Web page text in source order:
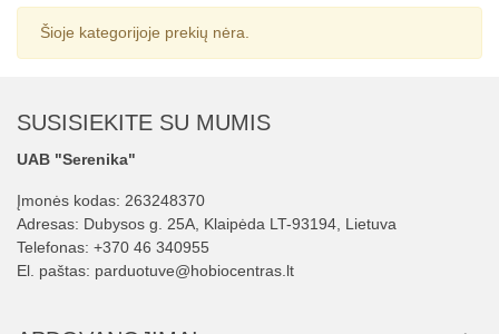
Šioje kategorijoje prekių nėra.
SUSISIEKITE SU MUMIS
UAB "Serenika"
Įmonės kodas: 263248370
Adresas: Dubysos g. 25A, Klaipėda LT-93194, Lietuva
Telefonas: +370 46 340955
El. paštas: parduotuve@hobiocentras.lt